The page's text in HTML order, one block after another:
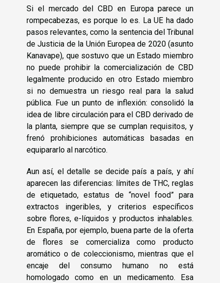
Si el mercado del CBD en Europa parece un
rompecabezas, es porque lo es. La UE ha dado
pasos relevantes, como la sentencia del Tribunal
de Justicia de la Unión Europea de 2020 (asunto
Kanavape), que sostuvo que un Estado miembro
no puede prohibir la comercialización de CBD
legalmente producido en otro Estado miembro
si no demuestra un riesgo real para la salud
pública. Fue un punto de inflexión: consolidó la
idea de libre circulación para el CBD derivado de
la planta, siempre que se cumplan requisitos, y
frenó prohibiciones automáticas basadas en
equipararlo al narcótico.
Aun así, el detalle se decide país a país, y ahí
aparecen las diferencias: límites de THC, reglas
de etiquetado, estatus de “novel food” para
extractos ingeribles, y criterios específicos
sobre flores, e-líquidos y productos inhalables.
En España, por ejemplo, buena parte de la oferta
de flores se comercializa como producto
aromático o de coleccionismo, mientras que el
encaje del consumo humano no está
homologado como en un medicamento. Esa